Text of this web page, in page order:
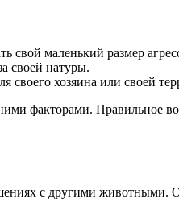
свой маленький размер
своей натуры.
своего хозяина или своей
факторами. Правильное
с другими животными.